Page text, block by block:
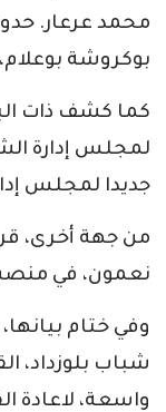
محمد عرعار.
بوكروشة
كما كشف ذات
لمجلس إدارة
جديدا لمجلس
من جهة أخرى،
نعمون، في
وفي ختام
شباب بلوزداد،
واسعة، لاعادة